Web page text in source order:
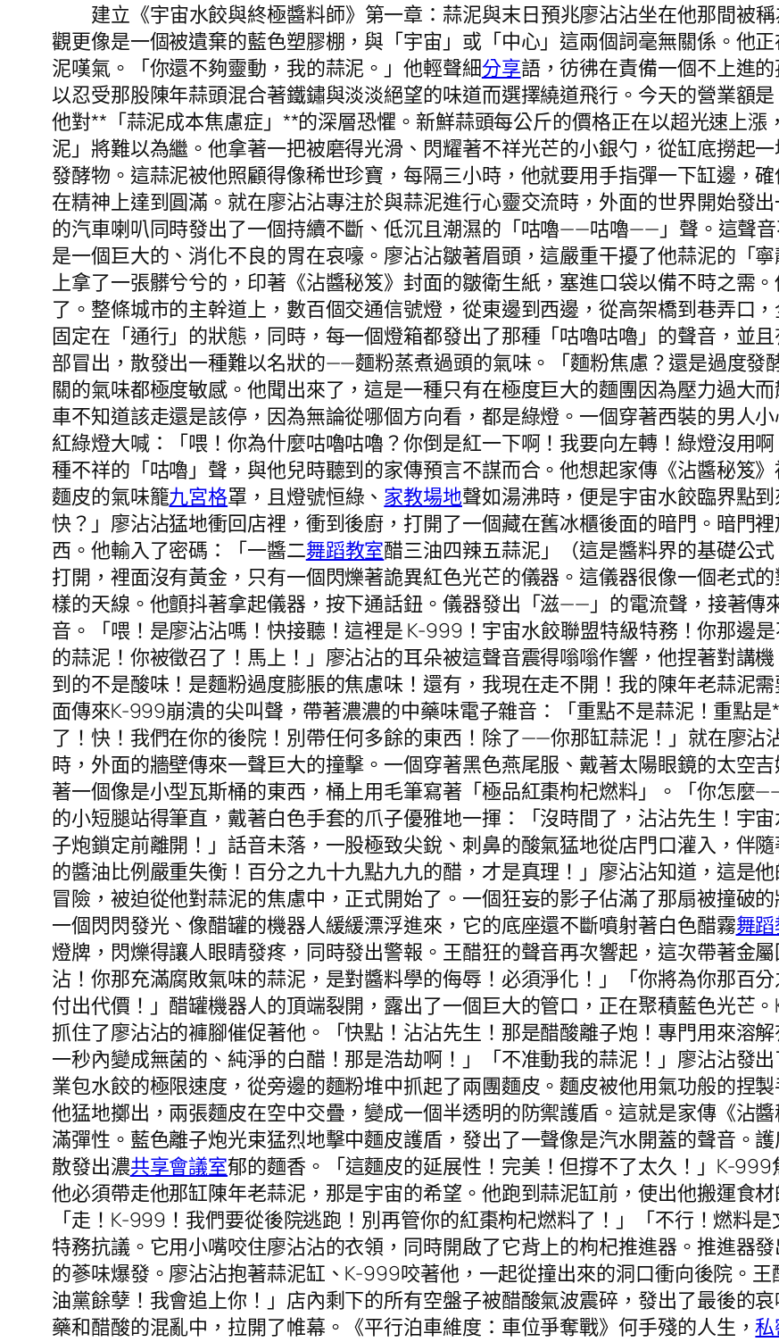
建立《宇宙水餃與終極醬料師》第一章：蒜泥與末日預兆廖沾沾坐在他那間被
觀更像是一個被遺棄的藍色塑膠棚，與「宇宙」或「中心」這兩個詞毫無關係。他
泥嘆氣。「你還不夠靈動，我的蒜泥。」他輕聲細分享語，彷彿在責備一個不上進
以忍受那股陳年蒜頭混合著鐵鏽與淡淡絕望的味道而選擇繞道飛行。今天的營業額
他對**「蒜泥成本焦慮症」**的深層恐懼。新鮮蒜頭每公斤的價格正在以超光速上
泥」將難以為繼。他拿著一把被磨得光滑、閃耀著不祥光芒的小銀勺，從缸底撈起一
發酵物。這蒜泥被他照顧得像稀世珍寶，每隔三小時，他就要用手指彈一下缸邊，
在精神上達到圓滿。就在廖沾沾專注於與蒜泥進行心靈交流時，外面的世界開始發
的汽車喇叭同時發出了一個持續不斷、低沉且潮濕的「咕嚕——咕嚕——」聲。這聲
是一個巨大的、消化不良的胃在哀嚎。廖沾沾皺著眉頭，這嚴重干擾了他蒜泥的「
上拿了一張髒兮兮的，印著《沾醬秘笈》封面的皺衛生紙，塞進口袋以備不時之需
了。整條城市的主幹道上，數百個交通信號燈，從東邊到西邊，從高架橋到巷弄口
固定在「通行」的狀態，同時，每一個燈箱都發出了那種「咕嚕咕嚕」的聲音，並
部冒出，散發出一種難以名狀的——麵粉蒸煮過頭的氣味。「麵粉焦慮？還是過度發
關的氣味都極度敏感。他聞出來了，這是一種只有在極度巨大的麵團因為壓力過大
車不知道該走還是該停，因為無論從哪個方向看，都是綠燈。一個穿著西裝的男人
紅綠燈大喊：「喂！你為什麼咕嚕咕嚕？你倒是紅一下啊！我要向左轉！綠燈沒用
種不祥的「咕嚕」聲，與他兒時聽到的家傳預言不謀而合。他想起家傳《沾醬秘笈
麵皮的氣味籠九宮格罩，且燈號恒綠、 家教場地聲如湯沸時，便是宇宙水餃臨界點
快？」廖沾沾猛地衝回店裡，衝到後廚，打開了一個藏在舊冰櫃後面的暗門。暗門
西。他輸入了密碼：「一醬二舞蹈教室醋三油四辣五蒜泥」（這是醬料界的基礎公
打開，裡面沒有黃金，只有一個閃爍著詭異紅色光芒的儀器。這儀器很像一個老式
樣的天線。他顫抖著拿起儀器，按下通話鈕。儀器發出「滋——」的電流聲，接著傳
音。「喂！是廖沾沾嗎！快接聽！這裡是 K-999！宇宙水餃聯盟特級特務！你那邊
的蒜泥！你被徵召了！馬上！」廖沾沾的耳朵被這聲音震得嗡嗡作響，他捏著對講
到的不是酸味！是麵粉過度膨脹的焦慮味！還有，我現在走不開！我的陳年老蒜泥
面傳來K-999崩潰的尖叫聲，帶著濃濃的中藥味電子雜音：「重點不是蒜泥！重點
了！快！我們在你的後院！別帶任何多餘的東西！除了——你那缸蒜泥！」就在廖沾
時，外面的牆壁傳來一聲巨大的撞擊。一個穿著黑色燕尾服、戴著太陽眼鏡的太空
著一個像是小型瓦斯桶的東西，桶上用毛筆寫著「極品紅棗枸杞燃料」。「你怎麼
的小短腿站得筆直，戴著白色手套的爪子優雅地一揮：「沒時間了，沾沾先生！宇
子炮鎖定前離開！」話音未落，一股極致尖銳、刺鼻的酸氣猛地從店門口灌入，伴
的醬油比例嚴重失衡！百分之九十九點九九的醋，才是真理！」廖沾沾知道，這是
冒險，被迫從他對蒜泥的焦慮中，正式開始了。一個狂妄的影子佔滿了那扇被撞破
一個閃閃發光、像醋罐的機器人緩緩漂浮進來，它的底座還不斷噴射著白色醋霧舞
燈牌，閃爍得讓人眼睛發疼，同時發出警報。王醋狂的聲音再次響起，這次帶著金
沾！你那充滿腐敗氣味的蒜泥，是對醬料學的侮辱！必須淨化！」「你將為你那百
付出代價！」醋罐機器人的頂端裂開，露出了一個巨大的管口，正在聚積藍色光芒
抓住了廖沾沾的褲腳催促著他。「快點！沾沾先生！那是醋酸離子炮！專門用來溶
一秒內變成無菌的、純淨的白醋！那是浩劫啊！」「不准動我的蒜泥！」廖沾沾發
業包水餃的極限速度，從旁邊的麵粉堆中抓起了兩團麵皮。麵皮被他用氣功般的捏
他猛地擲出，兩張麵皮在空中交疊，變成一個半透明的防禦護盾。這就是家傳《沾
滿彈性。藍色離子炮光束猛烈地擊中麵皮護盾，發出了一聲像是汽水開蓋的聲音。
散發出濃共享會議室郁的麵香。「這麵皮的延展性！完美！但撐不了太久！」K-
他必須帶走他那缸陳年老蒜泥，那是宇宙的希望。他跑到蒜泥缸前，使出他搬運食
「走！K-999！我們要從後院逃跑！別再管你的紅棗枸杞燃料了！」「不行！燃料
特務抗議。它用小嘴咬住廖沾沾的衣領，同時開啟了它背上的枸杞推進器。推進器
的蔘味爆發。廖沾沾抱著蒜泥缸、K-999咬著他，一起從撞出來的洞口衝向後院。
油黨餘孽！我會追上你！」店內剩下的所有空盤子被醋酸氣波震碎，發出了最後的
藥和醋酸的混亂中，拉開了帷幕。《平行泊車維度：車位爭奪戰》何手殘的人生，